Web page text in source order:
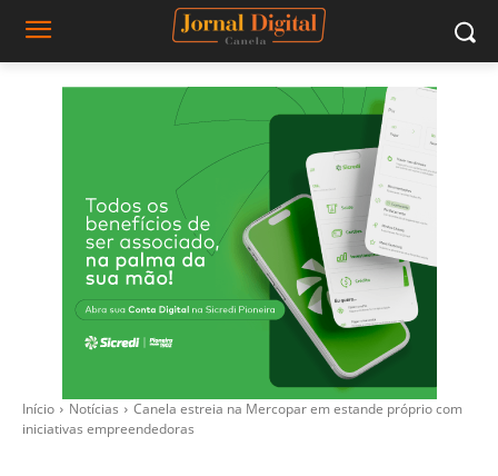
Início Notícias
Canela estreia na Mercopar em estande próprio com
iniciativas empreendedoras